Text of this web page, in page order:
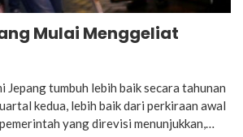
Mulai Menggeliat
Jepang tumbuh lebih baik secara tahunan
kedua, lebih baik dari perkiraan awal
yang direvisi menunjukkan,…